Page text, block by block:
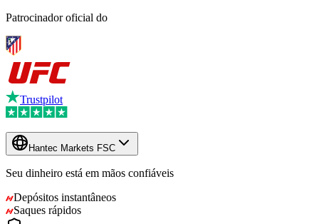
Patrocinador oficial do
Trustpilot
Hantec Markets FSC
Seu dinheiro está em mãos confiáveis
Depósitos instantâneos
Saques rápidos